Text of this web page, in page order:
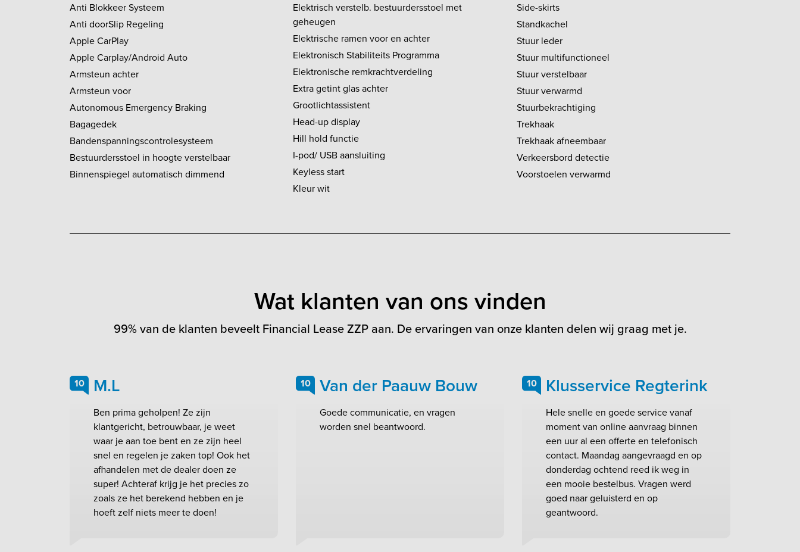
Anti Blokkeer Systeem
Anti doorSlip Regeling
Apple CarPlay
Apple Carplay/Android Auto
Armsteun achter
Armsteun voor
Autonomous Emergency Braking
Bagagedek
Bandenspanningscontrolesysteem
Bestuurdersstoel in hoogte verstelbaar
Binnenspiegel automatisch dimmend
Elektrisch verstelb. bestuurdersstoel met
geheugen
Elektrische ramen voor en achter
Elektronisch Stabiliteits Programma
Elektronische remkrachtverdeling
Extra getint glas achter
Grootlichtassistent
Head-up display
Hill hold functie
I-pod/ USB aansluiting
Keyless start
Kleur wit
Side-skirts
Standkachel
Stuur leder
Stuur multifunctioneel
Stuur verstelbaar
Stuur verwarmd
Stuurbekrachtiging
Trekhaak
Trekhaak afneembaar
Verkeersbord detectie
Voorstoelen verwarmd
Wat klanten van ons vinden
99% van de klanten beveelt Financial Lease ZZP aan. De ervaringen van onze klanten delen wij graag met je.
10 M.L
Ben prima geholpen! Ze zijn
klantgericht, betrouwbaar, je weet
waar je aan toe bent en ze zijn heel
snel en regelen je zaken top! Ook het
afhandelen met de dealer doen ze
super! Achteraf krijg je het precies zo
zoals ze het berekend hebben en je
hoeft zelf niets meer te doen!
10 Van der Paauw Bouw
Goede communicatie, en vragen
worden snel beantwoord.
10 Klusservice Regterink
Hele snelle en goede service vanaf
moment van online aanvraag binnen
een uur al een offerte en telefonisch
contact. Maandag aangevraagd en op
donderdag ochtend reed ik weg in
een mooie bestelbus. Vragen werd
goed naar geluisterd en op
geantwoord.